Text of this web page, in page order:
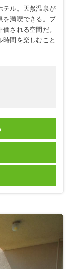
テル。天然温泉が
を満喫できる。プ
される空間だ。
時間を楽しむこと